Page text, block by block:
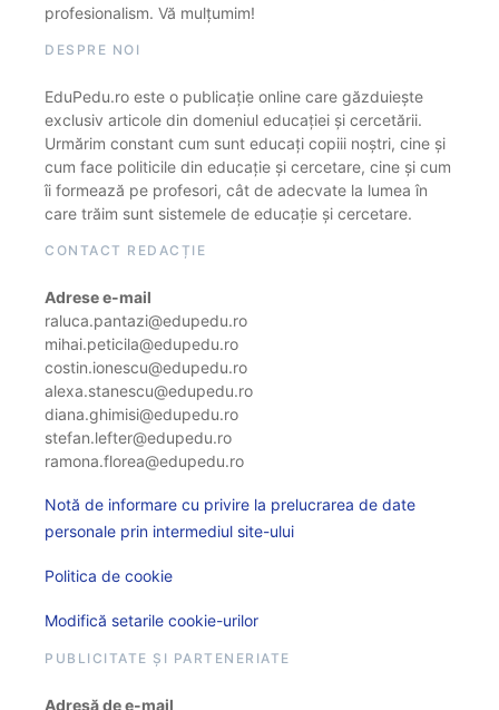
profesionalism. Vă mulțumim!
DESPRE NOI
EduPedu.ro este o publicație online care găzduiește
exclusiv articole din domeniul educației și cercetării.
Urmărim constant cum sunt educați copiii noștri, cine și
cum face politicile din educație și cercetare, cine și cum
îi formează pe profesori, cât de adecvate la lumea în
care trăim sunt sistemele de educație și cercetare.
CONTACT REDACȚIE
Adrese e-mail
raluca.pantazi@edupedu.ro
mihai.peticila@edupedu.ro
costin.ionescu@edupedu.ro
alexa.stanescu@edupedu.ro
diana.ghimisi@edupedu.ro
stefan.lefter@edupedu.ro
ramona.florea@edupedu.ro
Notă de informare cu privire la prelucrarea de date
personale prin intermediul site-ului
Politica de cookie
Modifică setarile cookie-urilor
PUBLICITATE ȘI PARTENERIATE
Adresă de e-mail